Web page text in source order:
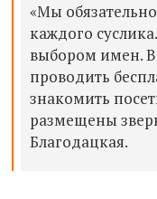
«Мы
каждого
выбором имен.
проводить
знакомить
размещены
Благодацкая.